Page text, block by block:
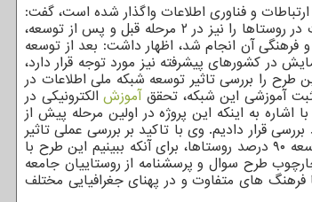
و فناوری اطلاعات واگذار شده است، گفت:
از آنجایی که برای توسعه در هر بخش، باید به نیازسنجی قبل و بعد و نیز بررسی تاثیر اجرای توسعه توجه داشت، طرح نیازسنجی توسعه شبکه ملی اطلاعات در روستاها را نیز در ۲ مرحله قبل و پس از توسعه،
فرهنگی آن انجام شد، اظهار داشت: بعد از توسعه
در کشورهای پیشرفته نیز مورد توجه قرار دارد،
وی هدف از اجرای این طرح را بررسی تاثیر توسعه شبکه ملی اطلاعات در
مثبت آموزشی این شبکه، تحققآموزشالکترونیکی در
به اینکه این پروژه در اولین مرحله پیش از
قرار دادیم. وی با تاکید بر بررسی عملی تاثیر
، مطالعه موردی با چند کشور دنیا در این رابطه صورت گرفت و الان بعد از توسعه ۹۰ درصد روستاها، برای آنکه ببینیم این طرح با
الان در مرحله نظرسنجی در چارچوب طرح سوال و پرسشنامه از روستاییان جامعه
فرهنگ های متفاوت و در پهنای جغرافیایی مختلف